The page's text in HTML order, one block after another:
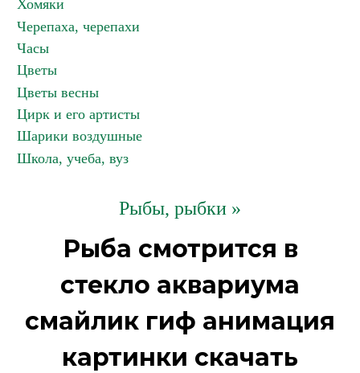
Хомяки
Черепаха, черепахи
Часы
Цветы
Цветы весны
Цирк и его артисты
Шарики воздушные
Школа, учеба, вуз
Рыбы, рыбки »
Рыба смотрится в
стекло аквариума
смайлик гиф анимация
картинки скачать